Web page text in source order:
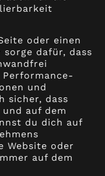
oder einen
dafür, dass
und
sicher, dass
auf dem
du dich auf
Website oder
auf dem